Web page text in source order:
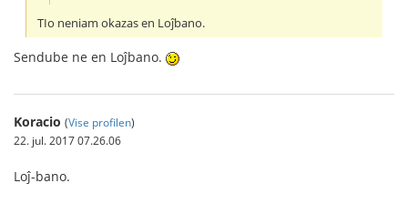
TIo neniam okazas en Loĵbano.
Sendube ne en Loĵbano.
Koracio (Vise profilen)
22. jul. 2017 07.26.06
Loĵ-bano.